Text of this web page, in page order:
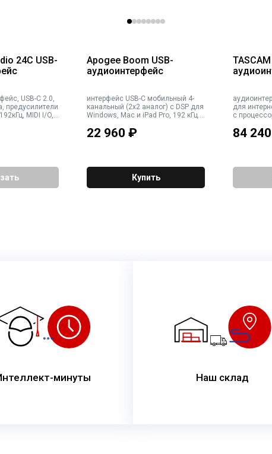
24C USB-
USB-C 2.0,
предусилители
MIDI I/O,
Apogee Boom USB-
аудиоинтерфейс
интерфейс USB-C мобильный 4-
канальный (2х2 аналог) с DSP для
Windows, Mac и iPad Pro, 192 кГц.
инстр), 1 TRS (лин/инстр). Выходы:
2 TRS лин., выход на наушники
22 960 ₽
Купить
TASCAM
для
с
питание +48 В, 3 стерео
USB,
84 240
минуты Наш склад